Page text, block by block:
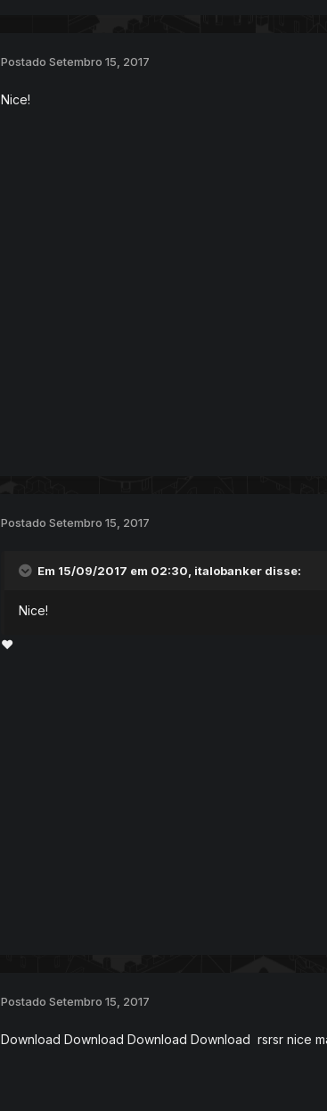
Postado Setembro 15, 2017
Nice!
Postado Setembro 15, 2017
Em 15/09/2017 em 02:30, italobanker disse:
Nice!
♥
Postado Setembro 15, 2017
Download Download Download Download rsrsr nice